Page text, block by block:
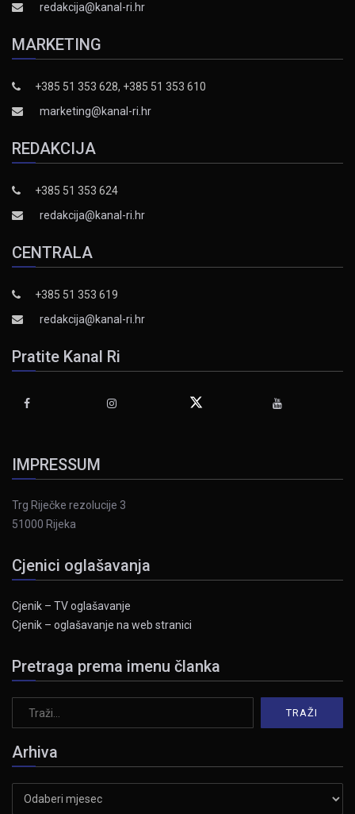
redakcija@kanal-ri.hr
MARKETING
+385 51 353 628, +385 51 353 610
marketing@kanal-ri.hr
REDAKCIJA
+385 51 353 624
redakcija@kanal-ri.hr
CENTRALA
+385 51 353 619
redakcija@kanal-ri.hr
Pratite Kanal Ri
IMPRESSUM
Trg Riječke rezolucije 3
51000 Rijeka
Cjenici oglašavanja
Cjenik – TV oglašavanje
Cjenik – oglašavanje na web stranici
Pretraga prema imenu članka
Arhiva